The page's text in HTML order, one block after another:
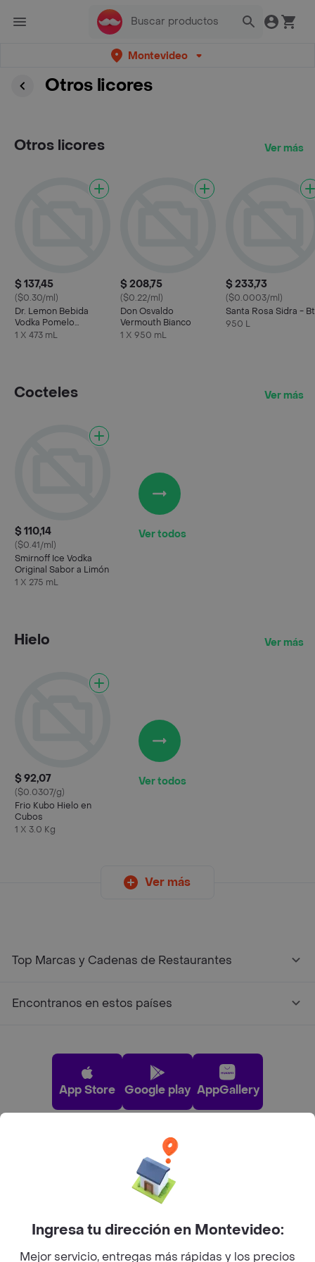
Montevideo
Otros licores
Otros licores Ver más
$ 137,45
($0.30/ml)
Dr. Lemon Bebida
Vodka Pomelo
Alcohólica Lata
1 X 473 mL
$ 208,75
($0.22/ml)
Don Osvaldo
Vermouth Bianco
1 X 950 mL
$ 233,73
($0.0003/ml)
Santa Rosa Sidra - Bt
950 L
Cocteles Ver más
$ 110,14
($0.41/ml)
Smirnoff Ice Vodka
Original Sabor a Limón
1 X 275 mL
Ver todos
Hielo Ver más
$ 92,07
($0.0307/g)
Frio Kubo Hielo en
Cubos
1 X 3.0 Kg
Ver todos
Ver más
Top Marcas y Cadenas de Restaurantes
Encontranos en estos países
App Store Google play AppGallery
Pide tu comida favorita cerca de ti
Ingresa tu dirección en Montevideo:
Mejor servicio, entregas más rápidas y los precios